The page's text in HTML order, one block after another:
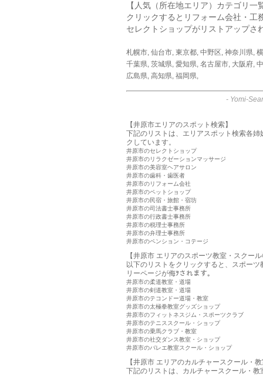
【人気（所在地エリア）カテゴリ一
クリックするとリフォーム会社・工
セレクトショップがリストアップさ
札幌市, 仙台市, 東京都, 中野区, 神奈川県,
千葉県, 茨城県, 愛知県, 名古屋市, 大阪府,
広島県, 高知県, 福岡県,
- Yomi-
【井原市エリアのスポット検索】
下記のリストは、エリアスポット検索各
クしています。
井原市のセレクトショップ
井原市のリラクゼーションマッサージ
井原市の美容室ヘアサロン
井原市の歯科・歯医者
井原市のリフォーム会社
井原市のペットショップ
井原市の民宿・旅館・宿坊
井原市の司法書士事務所
井原市の行政書士事務所
井原市の税理士事務所
井原市の弁理士事務所
井原市のペンション・コテージ
【井原市 エリアのスポーツ教室・スクー
以下のリストをクリックすると、スポー
リーページが侮ｦされます。
井原市の柔道教室・道場
井原市の剣道教室・道場
井原市のテコンドー道場・教室
井原市の太極拳教室グッズショップ
井原市のフィットネスジム・スポーツクラブ
井原市のテニススクール・ショップ
井原市の乗馬クラブ・教室
井原市の社交ダンス教室・ショップ
井原市のバレエ教室スクール・ショップ
【井原市 エリアのカルチャースクール・
下記のリストは、カルチャースクール・